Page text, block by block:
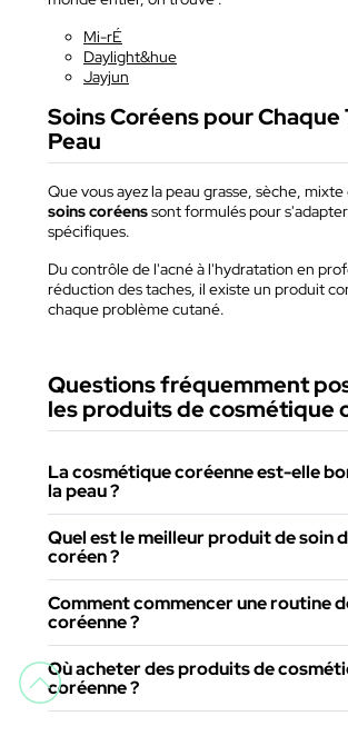
Mi-rÉ
Daylight&hue
Jayjun
Soins Coréens pour Chaque
Peau
Que vous ayez la peau grasse, sèche,
soins coréenssont formulés pour
spécifiques.
Du contrôle de l'acné à l'hydratation en
réduction des taches, il existe un produit
chaque problème cutané.
Questions fréquemment
les produits de cosmétique
La cosmétique coréenne est-elle
la peau ?
Quel est le meilleur produit de soin
coréen ?
Comment commencer une routine
coréenne ?
Où acheter des produits de
coréenne ?